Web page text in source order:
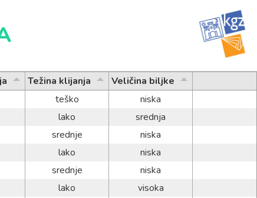
Težina klijanja Veličina biljke
teško niska
lako srednja
srednje niska
lako niska
srednje niska
lako visoka